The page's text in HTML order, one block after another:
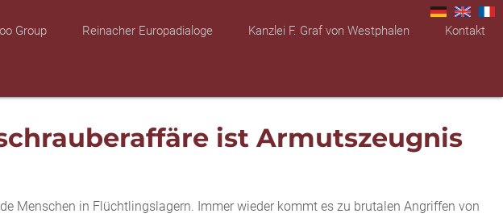
Group Reinacher Europadialoge Kanzlei F. Graf von Westphalen Kontakt
ist Armutszeugnis
Menschen in Flüchtlingslagern. Immer wieder kommt es zu brutalen Angriffen von